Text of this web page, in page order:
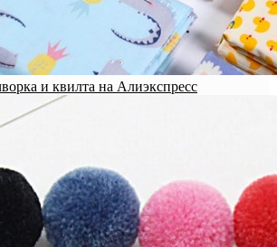
и квилта на Алиэкспресс